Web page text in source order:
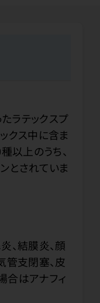
ラテックスプ
クス中に含ま
以上のうち、
とされていま
、結膜炎、顔
管支閉塞、皮
合はアナフィ